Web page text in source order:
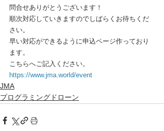
問合せありがとうございます！
順次対応していきますのでしばらくお待ちくだ
さい。
早い対応ができるように申込ページ作っており
ます。
こちらへご記入ください。
https://www.jma.world/event
JMA
プログラミングドローン